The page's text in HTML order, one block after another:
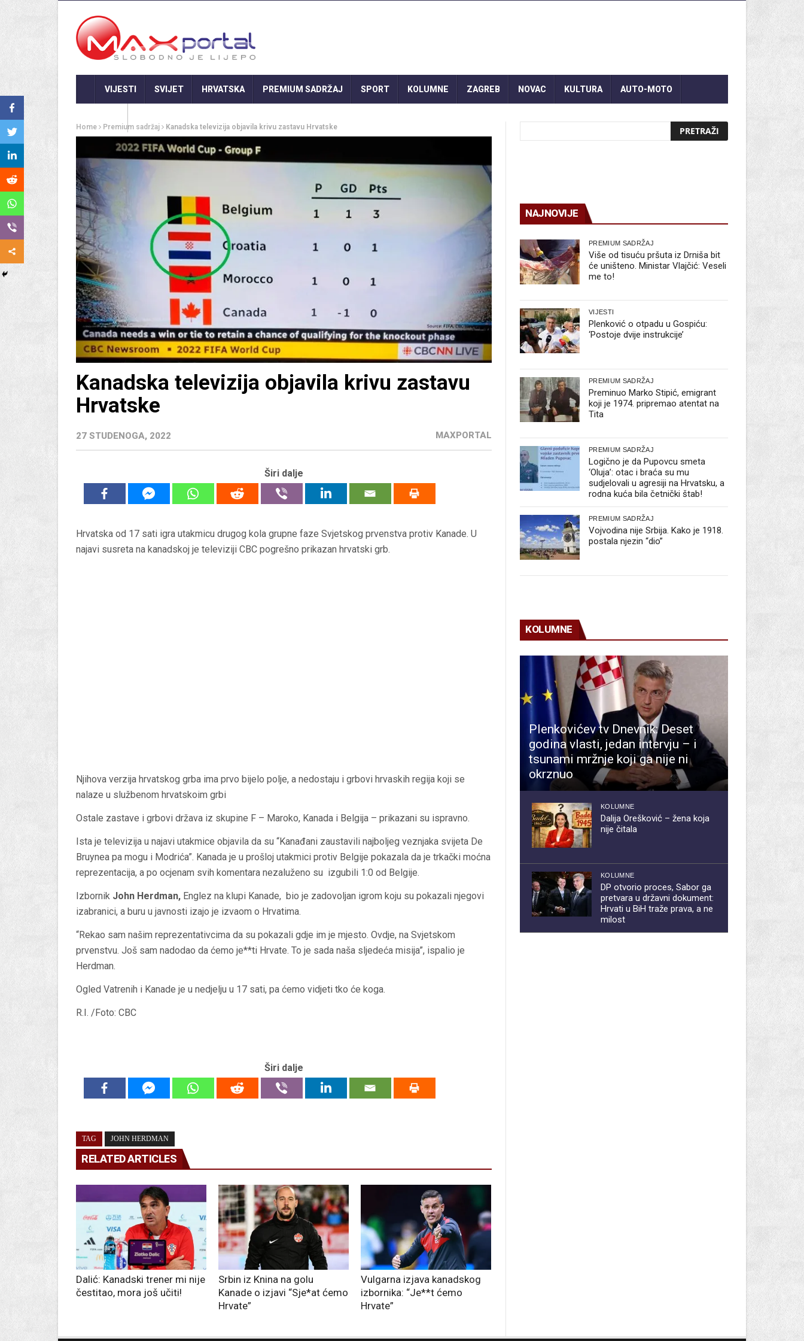
VIJESTI SVIJET HRVATSKA PREMIUM SADRŽAJ SPORT KOLUMNE ZAGREB NOVAC KULTURA AUTO-MOTO
Home Premium sadržaj Kanadska televizija objavila krivu zastavu Hrvatske
Kanadska televizija objavila krivu zastavu
Hrvatske
27 STUDENOGA, 2022 MAXPORTAL
Širi dalje
Hrvatska od 17 sati igra utakmicu drugog kola grupne faze Svjetskog prvenstva protiv Kanade. U
najavi susreta na kanadskoj je televiziji CBC pogrešno prikazan hrvatski grb.
Njihova verzija hrvatskog grba ima prvo bijelo polje, a nedostaju i grbovi hrvaskih regija koji se
nalaze u službenom hrvatskoim grbi
Ostale zastave i grbovi država iz skupine F – Maroko, Kanada i Belgija – prikazani su ispravno.
Ista je televizija u najavi utakmice objavila da su “Kanađani zaustavili najboljeg veznjaka svijeta De
Bruynea pa mogu i Modrića”. Kanada je u prošloj utakmici protiv Belgije pokazala da je trkački moćna
reprezentacija, a po ocjenam svih komentara nezaluženo su izgubili 1:0 od Belgije.
Izbornik John Herdman, Englez na klupi Kanade, bio je zadovoljan igrom koju su pokazali njegovi
izabranici, a buru u javnosti izajo je izvaom o Hrvatima.
“Rekao sam našim reprezentativcima da su pokazali gdje im je mjesto. Ovdje, na Svjetskom
prvenstvu. Još sam nadodao da ćemo je**ti Hrvate. To je sada naša sljedeća misija”, ispalio je
Herdman.
Ogled Vatrenih i Kanade je u nedjelju u 17 sati, pa ćemo vidjeti tko će koga.
R.I. /Foto: CBC
Širi dalje
TAG JOHN HERDMAN
RELATED ARTICLES
Dalić: Kanadski trener mi nije
čestitao, mora još učiti!
Srbin iz Knina na golu
Kanade o izjavi “Sje*at ćemo
Hrvate”
Vulgarna izjava kanadskog
izbornika: “Je**t ćemo
Hrvate”
NAJNOVIJE
PREMIUM SADRŽAJ
Više od tisuću pršuta iz Drniša bit
će uništeno. Ministar Vlajčić: Veseli
me to!
VIJESTI
Plenković o otpadu u Gospiću:
‘Postoje dvije instrukcije’
PREMIUM SADRŽAJ
Preminuo Marko Stipić, emigrant
koji je 1974. pripremao atentat na
Tita
PREMIUM SADRŽAJ
Logično je da Pupovcu smeta
‘Oluja’: otac i braća su mu
sudjelovali u agresiji na Hrvatsku, a
rodna kuća bila četnički štab!
PREMIUM SADRŽAJ
Vojvodina nije Srbija. Kako je 1918.
postala njezin “dio”
KOLUMNE
Plenkovićev tv Dnevnik: Deset
godina vlasti, jedan intervju – i
tsunami mržnje koji ga nije ni
okrznuo
KOLUMNE
Dalija Orešković – žena koja
nije čitala
KOLUMNE
DP otvorio proces, Sabor ga
pretvara u državni dokument:
Hrvati u BiH traže prava, a ne
milost